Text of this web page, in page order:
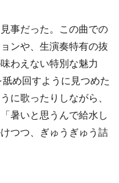
事だった。この曲での
ンや、生演奏特有の抜
わえない特別な魅力
め回すように見つめた
に歌ったりしながら、
暑いと思うんで給水し
つつ、ぎゅうぎゅう詰